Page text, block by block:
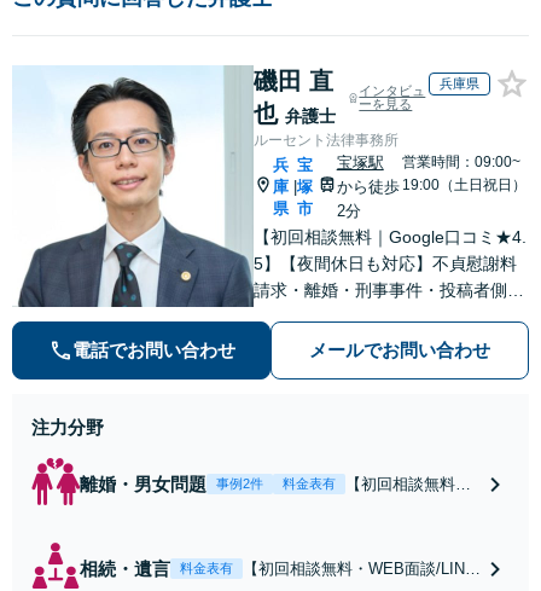
磯田 直
也 弁護士
インタビュ
ーを見る
兵庫県
ルーセント法律事務所
兵
庫
県
宝
塚
市
宝塚駅
から徒歩
2分
営業時間：09:00~
19:00（土日祝日）
【初回相談無料｜Google口コミ★4.
5】【夜間休日も対応】不貞慰謝料
請求・離婚・刑事事件・投稿者側発
数。オーダーメイドのサービスで問
題解決や事業の推進を強力にサポー
電話でお問い合わせ メールでお問い合わせ
注力分野
離婚・男女問題 事例2件 料金表有
【初回相談無料・
倫の早期解決】
相続・遺言 料金表有
【初回相談無料・WEB面談/LINE